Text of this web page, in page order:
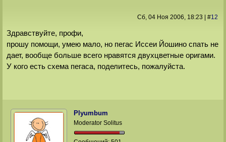
Сб, 04 Ноя 2006, 18:23 #12
Здравствуйте, профи,
прошу помощи, умею мало, но пегас Иссеи Йошино спать не
дает, вообще больше всего нравятся двухцветные оригами.
У кого есть схема пегаса, поделитесь, пожалуйста.
Plyumbum
Moderator Solitus